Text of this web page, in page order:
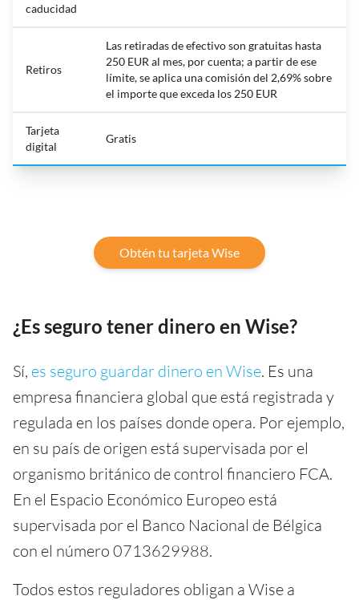
caducidad
Retiros
Las retiradas de efectivo son gratuitas hasta
250 EUR al mes, por cuenta; a partir de ese
límite, se aplica una comisión del 2,69% sobre
el importe que exceda los 250 EUR
Tarjeta
digital
Gratis
Obtén tu tarjeta Wise
¿Es seguro tener dinero en Wise?
Sí, es seguro guardar dinero en Wise. Es una
empresa financiera global que está registrada y
regulada en los países donde opera. Por ejemplo,
en su país de origen está supervisada por el
organismo británico de control financiero FCA.
En el Espacio Económico Europeo está
supervisada por el Banco Nacional de Bélgica
con el número 0713629988.
Todos estos reguladores obligan a Wise a